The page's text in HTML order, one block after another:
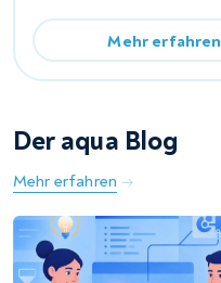
Mehr erfahren
Der aqua Blog
Mehr erfahren